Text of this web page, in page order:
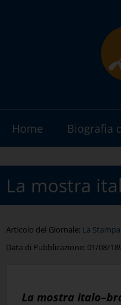
Home Biografia
La mostra
Articolo del Giornale: La Stampa
Data di Pubblicazione: 01/08/
La mostra